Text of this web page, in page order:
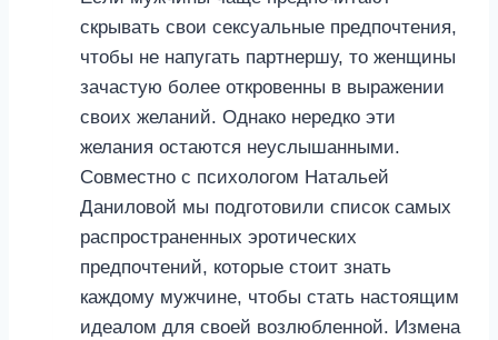
скрывать свои сексуальные предпочтения,
чтобы не напугать партнершу, то женщины
зачастую более откровенны в выражении
своих желаний. Однако нередко эти
желания остаются неуслышанными.
Совместно с психологом Натальей
Даниловой мы подготовили список самых
распространенных эротических
предпочтений, которые стоит знать
каждому мужчине, чтобы стать настоящим
идеалом для своей возлюбленной. Измена